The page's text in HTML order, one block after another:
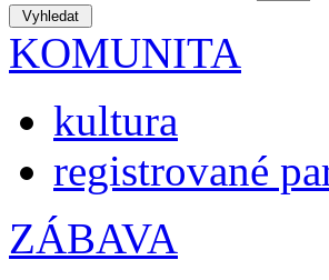
KOMUNITA
kultura
registrované
ZÁBAVA